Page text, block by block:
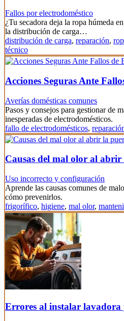
Fallos por electrodoméstico
¿Tu secadora deja la ropa húmeda
la distribución de carga…
distribución de carga, reparación,
técnico
Acciones Seguras Ante
Averías domésticas comunes
Pasos y consejos para gestionar de
inesperadas de electrodomésticos.
fallo de electrodomésticos,
Causas del mal olor al
Uso incorrecto y configuración
Aprende las causas comunes de
cómo prevenirlos.
frigorífico, higiene, mal olor,
Errores al instalar lavadora